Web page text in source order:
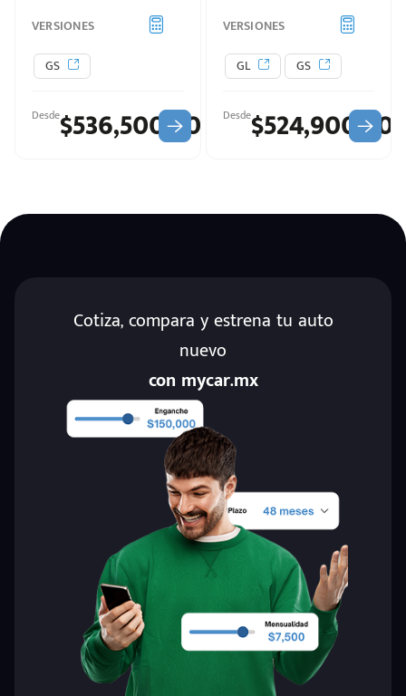
VERSIONES
GS
$536,500.00
Desde
VERSIONES
GL
GS
$524,900.00
Desde
Cotiza, compara y estrena tu auto
nuevo
con mycar.mx